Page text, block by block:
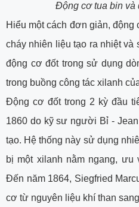
Động cơ tua bin và
Hiểu một cách đơn giản, động
cháy nhiên liệu tạo ra nhiệt và
động cơ đốt trong sử dụng
trong buồng công tác xilanh
Động cơ đốt trong 2 kỳ đầu
1860 do kỹ sư người Bỉ -
tạo. Hệ thống này sử dụng
bị một xilanh nằm ngang,
Đến năm 1864, Siegfried
cơ từ nguyên liệu khí than